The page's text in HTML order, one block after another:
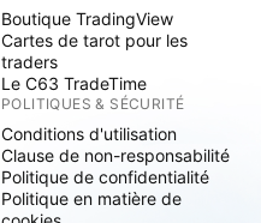
Boutique TradingView
Cartes de tarot pour les
traders
Le C63 TradeTime
POLITIQUES & SÉCURITÉ
Conditions d'utilisation
Clause de non-responsabilité
Politique de confidentialité
Politique en matière de